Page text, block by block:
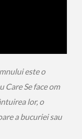
este o
Care Se face om
lor, o
a bucuriei sau